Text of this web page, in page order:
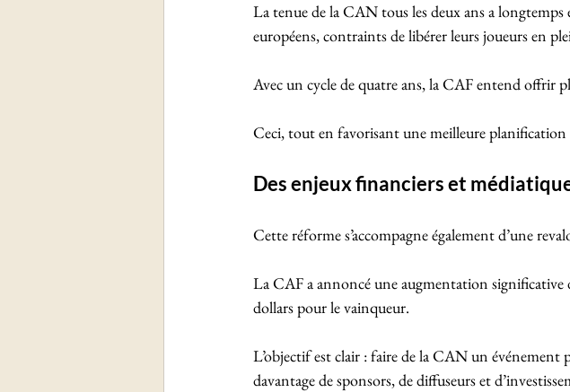
La tenue de la CAN tous les deux ans a
européens, contraints de libérer leurs joueurs en
Avec un cycle de quatre ans, la CAF entend offrir
Ceci, tout en favorisant une meilleure planification
Des enjeux financiers et
Cette réforme s’accompagne également d’une
La CAF a annoncé une augmentation
dollars pour le vainqueur.
L’objectif est clair : faire de la CAN un événement
davantage de sponsors, de diffuseurs et